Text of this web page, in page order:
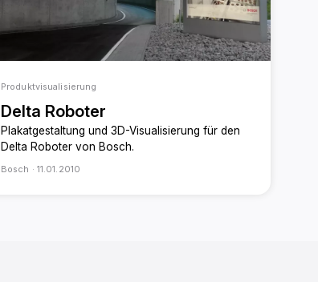
Produktvisualisierung
Delta Roboter
Plakatgestaltung und 3D-Visualisierung für den
Delta Roboter von Bosch.
Bosch · 11.01.2010